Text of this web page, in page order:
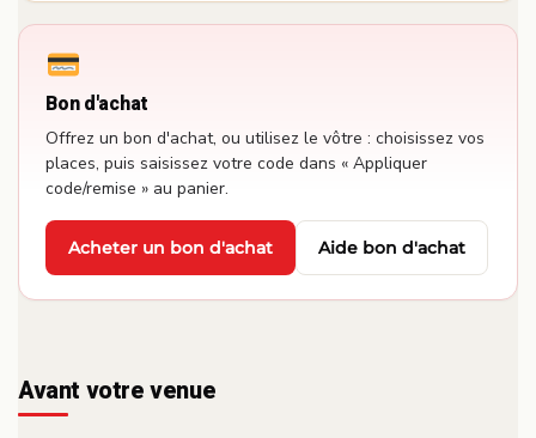
Bon d'achat
Offrez un bon d'achat, ou utilisez le vôtre : choisissez vos
places, puis saisissez votre code dans « Appliquer
code/remise » au panier.
Acheter un bon d'achat
·
Aide bon d'achat
Avant votre venue